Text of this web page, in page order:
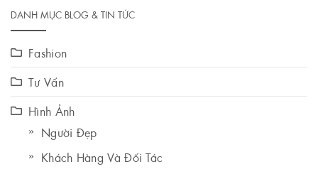
DANH MỤC BLOG & TIN TỨC
Fashion
Tư Vấn
Hình Ảnh
Người Đẹp
Khách Hàng Và Đối Tác